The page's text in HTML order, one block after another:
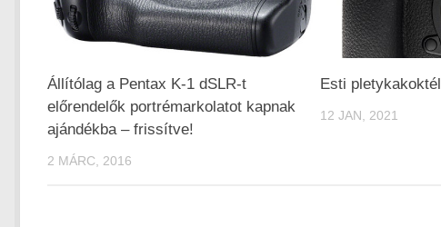
Állítólag a Pentax K-1 dSLR-t
előrendelők portrémarkolatot kapnak
ajándékba – frissítve!
2 MÁRC, 2016
Esti pletykakoktél
12 JAN, 2021